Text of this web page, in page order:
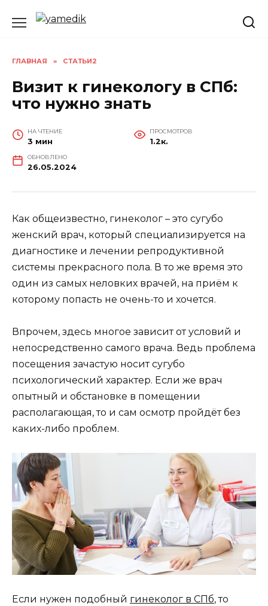
ГЛАВНАЯ » СТАТЬИ2
Визит к гинекологу в СПб:
что нужно знать
НА ЧТЕНИЕ
3 мин
ПРОСМОТРОВ
1.2к.
ОБНОВЛЕНО
26.05.2024
Как общеизвестно, гинеколог – это сугубо
женский врач, который специализируется на
диагностике и лечении репродуктивной
системы прекрасного пола. В то же время это
один из самых неловких врачей, на приём к
которому попасть не очень-то и хочется.
Впрочем, здесь многое зависит от условий и
непосредственно самого врача. Ведь проблема
посещения зачастую носит сугубо
психологический характер. Если же врач
опытный и обстановке в помещении
располагающая, то и сам осмотр пройдёт без
каких-либо проблем.
Если нужен подобный гинеколог в СПб, то